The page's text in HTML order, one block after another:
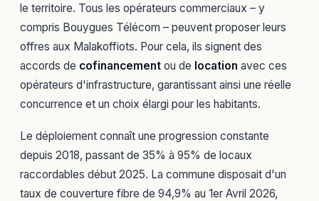
le territoire. Tous les opérateurs commerciaux – y
compris Bouygues Télécom – peuvent proposer leurs
offres aux Malakoffiots. Pour cela, ils signent des
accords de cofinancement ou de location avec ces
opérateurs d'infrastructure, garantissant ainsi une réelle
concurrence et un choix élargi pour les habitants.
Le déploiement connaît une progression constante
depuis 2018, passant de 35% à 95% de locaux
raccordables début 2025. La commune disposait d'un
taux de couverture fibre de 94,9% au 1er Avril 2026,